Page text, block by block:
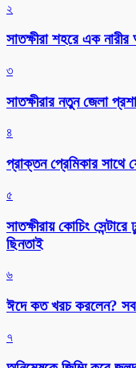
২
সাতক্ষীরা শহরে এক
৩
সাতক্ষীরার নতুন জেলা
৪
প্রাক্তন প্রেমিকার সাথে
৫
সাতক্ষীরায় কোচিং
ছিনতাই
৬
ঈদে কত খরচ করলেন? সব
৭